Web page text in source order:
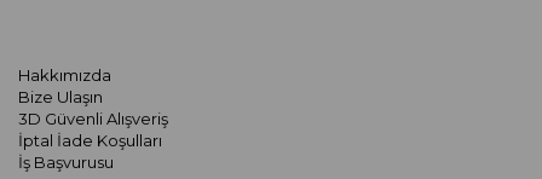
Hakkımızda
Bize Ulaşın
3D Güvenli Alışveriş
İptal İade Koşulları
İş Başvurusu